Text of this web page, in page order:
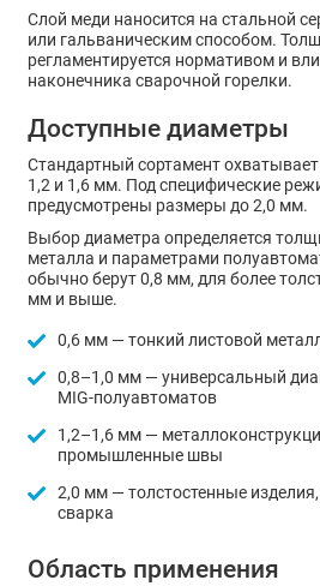
Слой меди наносится на стальной
или гальваническим способом.
регламентируется нормативом и
наконечника сварочной горелки.
Доступные диаметры
Стандартный сортамент
1,2 и 1,6 мм. Под специфические
предусмотрены размеры до 2,0 мм.
Выбор диаметра определяется
металла и параметрами
обычно берут 0,8 мм, для более
мм и выше.
0,6 мм — тонкий листовой
0,8–1,0 мм — универсальный
MIG-полуавтоматов
1,2–1,6 мм —
промышленные швы
2,0 мм — толстостенные
сварка
Область применения